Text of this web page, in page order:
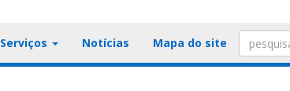
Serviços Notícias Mapa do site